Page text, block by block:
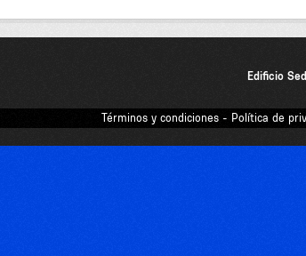
Edificio
Términos y condiciones - Política de